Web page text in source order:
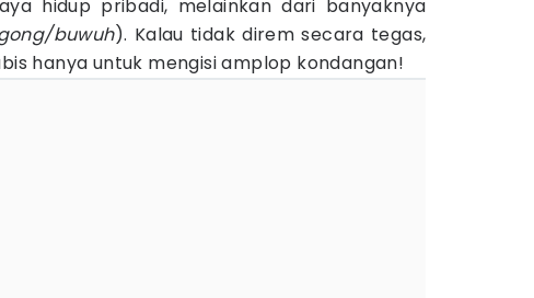
hidup pribadi, melainkan dari banyaknya
buwuh). Kalau tidak direm secara tegas,
hanya untuk mengisi amplop kondangan!